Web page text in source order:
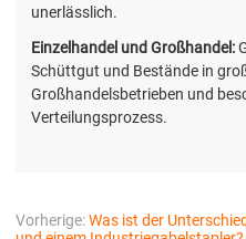
unerlässlich.
Einzelhandel und Großhandel:
Schüttgut und Bestände in
Großhandelsbetrieben und
Verteilungsprozess.
Vorherige:Was ist der